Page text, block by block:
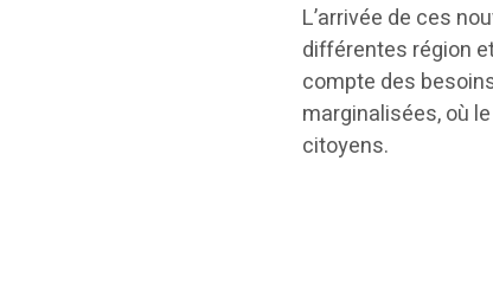
L’arrivée de ces
différentes région
compte des
marginalisées, où
citoyens.